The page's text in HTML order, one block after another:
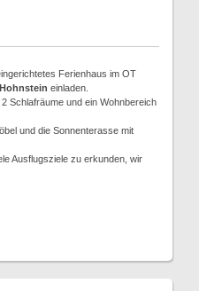
Ferienhaus im OT
Hohnstein einladen.
Schlafräume und ein Wohnbereich
und die Sonnenterasse mit
Ausflugsziele zu erkunden, wir